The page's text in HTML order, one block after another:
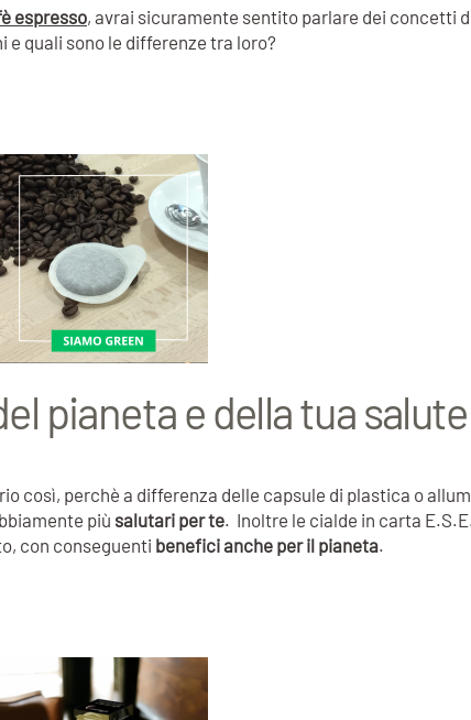
espresso, avrai sicuramente sentito parlare dei concetti
quali sono le differenze tra loro?
pianeta e della tua salute
così, perchè a differenza delle capsule di plastica o
più salutari per te. Inoltre le cialde in carta
con conseguenti benefici anche per il pianeta.